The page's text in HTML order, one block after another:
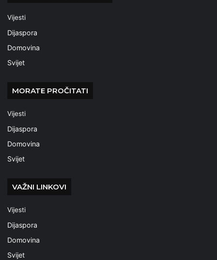
Vijesti
Dijaspora
Domovina
Svijet
MORATE PROČITATI
Vijesti
Dijaspora
Domovina
Svijet
VAŽNI LINKOVI
Vijesti
Dijaspora
Domovina
Svijet